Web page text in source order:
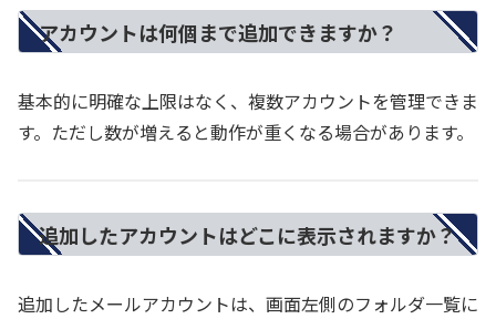
アカウントは何個まで追加できますか？
基本的に明確な上限はなく、複数アカウントを管理できま
す。ただし数が増えると動作が重くなる場合があります。
追加したアカウントはどこに表示されますか？
追加したメールアカウントは、画面左側のフォルダ一覧に